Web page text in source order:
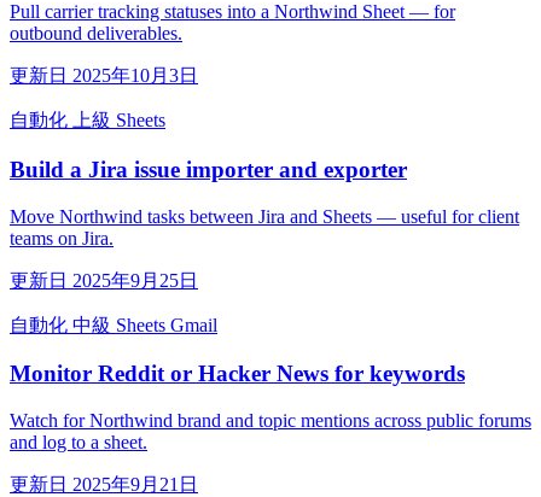
Pull carrier tracking statuses into a Northwind Sheet — for
outbound deliverables.
更新日 2025年10月3日
自動化 上級 Sheets
Build a Jira issue importer and exporter
Move Northwind tasks between Jira and Sheets — useful for client
teams on Jira.
更新日 2025年9月25日
自動化 中級 Sheets Gmail
Monitor Reddit or Hacker News for keywords
Watch for Northwind brand and topic mentions across public forums
and log to a sheet.
更新日 2025年9月21日